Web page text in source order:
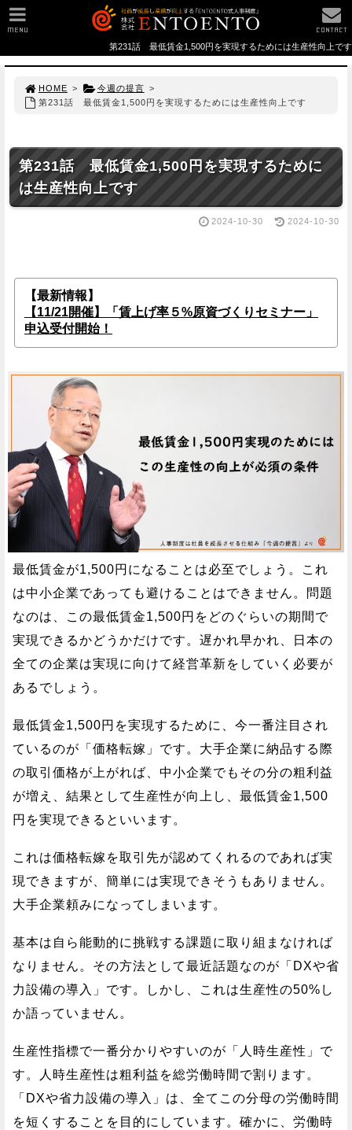
第231話 最低賃金1,500円を実現するためには生産性向上です
HOME > 今週の提言 >
第231話 最低賃金1,500円を実現するためには生産性向上です
第231話 最低賃金1,500円を実現するために
は生産性向上です
2024-10-30 2024-10-30
【最新情報】
【11/21開催】「賃上げ率５%原資づくりセミナー」
申込受付開始！
最低賃金が1,500円になることは必至でしょう。これ
は中小企業であっても避けることはできません。問題
なのは、この最低賃金1,500円をどのぐらいの期間で
実現できるかどうかだけです。遅かれ早かれ、日本の
全ての企業は実現に向けて経営革新をしていく必要が
あるでしょう。
最低賃金1,500円を実現するために、今一番注目され
ているのが「価格転嫁」です。大手企業に納品する際
の取引価格が上がれば、中小企業でもその分の粗利益
が増え、結果として生産性が向上し、最低賃金1,500
円を実現できるといいます。
これは価格転嫁を取引先が認めてくれるのであれば実
現できますが、簡単には実現できそうもありません。
大手企業頼みになってしまいます。
基本は自ら能動的に挑戦する課題に取り組まなければ
なりません。その方法として最近話題なのが「DXや省
力設備の導入」です。しかし、これは生産性の50%し
か語っていません。
生産性指標で一番分かりやすいのが「人時生産性」で
す。人時生産性は粗利益を総労働時間で割ります。
「DXや省力設備の導入」は、全てこの分母の労働時間
を短くすることを目的にしています。確かに、労働時
MENU CONTACT